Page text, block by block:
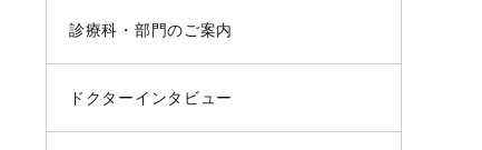
診療科・部門のご案内
ドクターインタビュー